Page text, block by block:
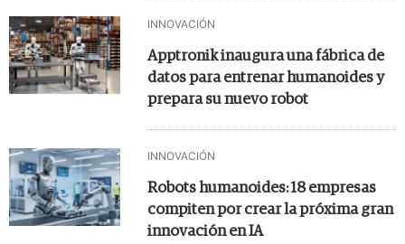
INNOVACIÓN
Apptronik inaugura una fábrica de
datos para entrenar humanoides y
prepara su nuevo robot
INNOVACIÓN
Robots humanoides: 18 empresas
compiten por crear la próxima gran
innovación en IA